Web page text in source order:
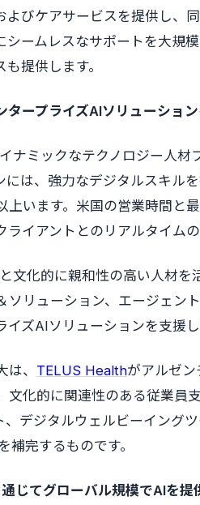
よびケアサービスを提供し、
シームレスなサポートを大規
提供します。
タープライズAIソリューショ
ナミックなテクノロジー人材
には、強力なデジタルスキル
上います。米国の営業時間と
イアントとのリアルタイムの
文化的に親和性の高い人材
ソリューション、エージェン
ズAIソリューションを支援し
、 TELUS Healthがアルゼ
文化的に関連性のある従業員
デジタルウェルビーイング
補完するものです。
じてグローバル規模でAIを提